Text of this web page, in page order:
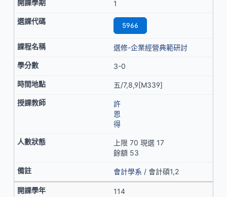
1
5966
選修-企業經營典範研討
3-0
五/7,8,9[M339]
許
恩
得
上限 70 現選 17
餘額 53
會計學系 / 會計碩1,2
114